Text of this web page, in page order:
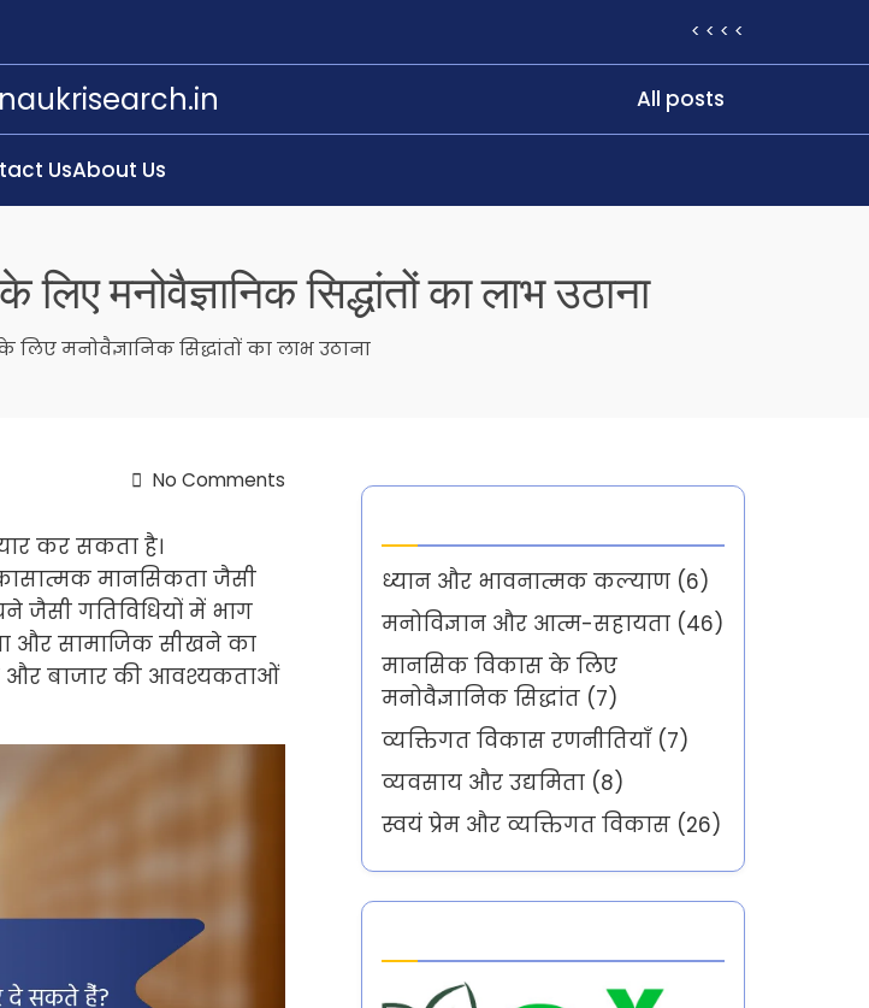
< < < <
All posts
UsAbout Us
मनोवैज्ञानिक सिद्धांतों का लाभ उठाना
मनोवैज्ञानिक सिद्धांतों का लाभ उठाना
No Comments
कर सकता है।
मानसिकता जैसी
जैसी गतिविधियों में भाग
और सामाजिक सीखने का
और बाजार की आवश्यकताओं
ध्यान और भावनात्मक कल्याण (6)
मनोविज्ञान और आत्म-सहायता (46)
मानसिक विकास के लिए
मनोवैज्ञानिक सिद्धांत (7)
व्यक्तिगत विकास रणनीतियाँ (7)
व्यवसाय और उद्यमिता (8)
स्वयं प्रेम और व्यक्तिगत विकास (26)